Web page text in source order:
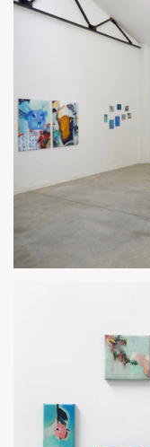
TODO
TODO
TODO